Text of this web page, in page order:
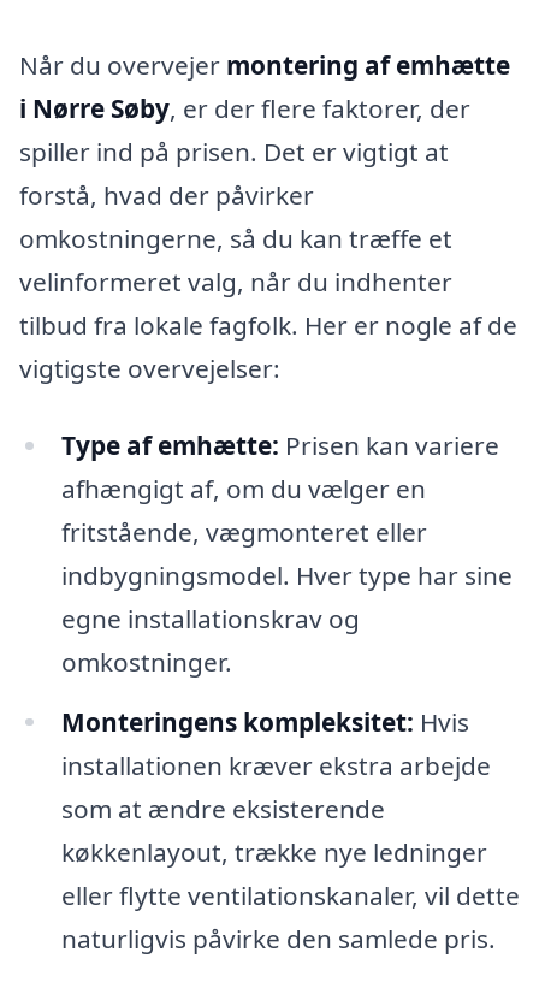
Når du overvejer montering af emhætte
i Nørre Søby, er der flere faktorer, der
spiller ind på prisen. Det er vigtigt at
forstå, hvad der påvirker
omkostningerne, så du kan træffe et
velinformeret valg, når du indhenter
tilbud fra lokale fagfolk. Her er nogle af de
vigtigste overvejelser:
Type af emhætte: Prisen kan variere
afhængigt af, om du vælger en
fritstående, vægmonteret eller
indbygningsmodel. Hver type har sine
egne installationskrav og
omkostninger.
Monteringens kompleksitet: Hvis
installationen kræver ekstra arbejde
som at ændre eksisterende
køkkenlayout, trække nye ledninger
eller flytte ventilationskanaler, vil dette
naturligvis påvirke den samlede pris.